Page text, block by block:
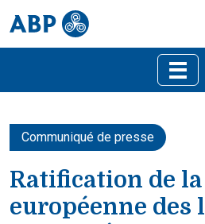
Communiqué de presse
Ratification de
européenne des